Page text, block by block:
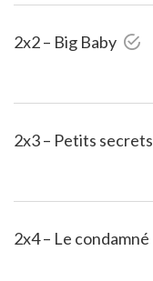
2x2 – Big Baby
2x3 – Petits secrets
2x4 – Le condamné